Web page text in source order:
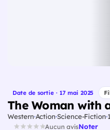
Date de sortie · 17 mai 2025
The Woman with
Western Action Science-Fiction
Aucun avisNoter